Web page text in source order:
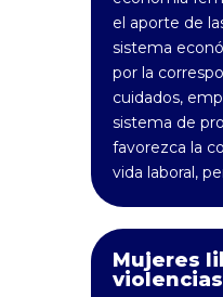
el aporte de
sistema
por la
cuidados,
sistema de
favorezca la
vida laboral,
Mujeres